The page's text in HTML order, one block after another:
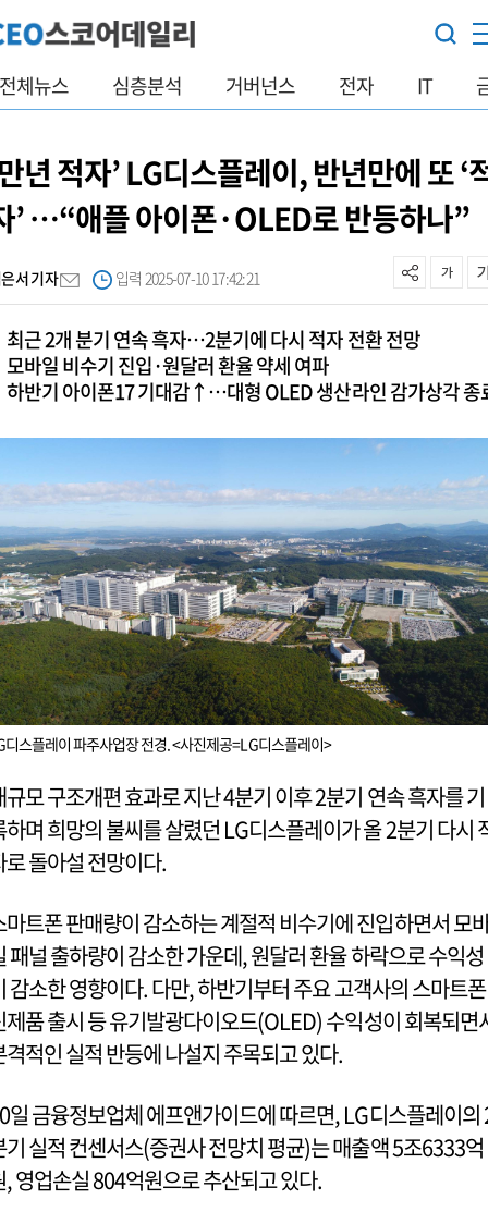
전체뉴스 심층분석 거버넌스 전자 IT
년 적자’ LG디스플레이, 반년만에 또 ‘
’ …“애플 아이폰·OLED로 반등하나”
서 기자 입력 2025-07-10 17:42:21
최근 2개 분기 연속 흑자…2분기에 다시 적자 전환 전망
모바일 비수기 진입·원달러 환율 약세 여파
하반기 아이폰17 기대감↑…대형 OLED 생산라인 감가상각 종
디스플레이 파주사업장 전경. <사진제공=LG디스플레이>
규모 구조개편 효과로 지난 4분기 이후 2분기 연속 흑자를 기
하며 희망의 불씨를 살렸던 LG디스플레이가 올 2분기 다시
로 돌아설 전망이다.
마트폰 판매량이 감소하는 계절적 비수기에 진입하면서 모
패널 출하량이 감소한 가운데, 원달러 환율 하락으로 수익성
감소한 영향이다. 다만, 하반기부터 주요 고객사의 스마트폰
제품 출시 등 유기발광다이오드(OLED) 수익성이 회복되면
격적인 실적 반등에 나설지 주목되고 있다.
일 금융정보업체 에프앤가이드에 따르면, LG디스플레이의
기 실적 컨센서스(증권사 전망치 평균)는 매출액 5조6333억
, 영업손실 804억원으로 추산되고 있다.